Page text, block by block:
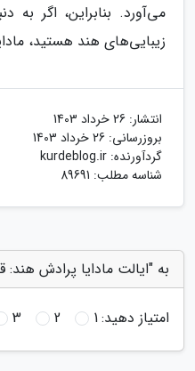
می‌آورد. بنابراین، اگر
زیبایی‌های هند هستید،
انتشار: 26 خرداد 1403
بروزرسانی: 26 خرداد 1403
گردآورنده: kurdeblog.ir
شناسه مطلب: 89691
به "ایالت مادایا پرادش هند:
امتیاز دهید:1
2
3